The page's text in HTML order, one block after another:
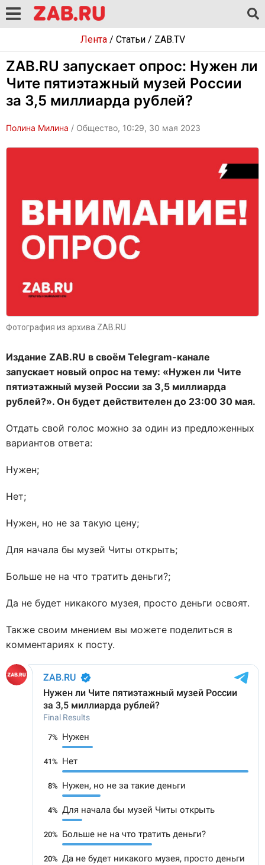
Лента/ Статьи/ ZAB.TV
ZAB.RU запускает опрос: Нужен ли
Чите пятиэтажный музей России
за 3,5 миллиарда рублей?
Полина Милина / Общество, 10:29, 30 мая 2023
Фотография из архива ZAB.RU
Издание ZAB.RU в своём Telegram-канале
запускает новый опрос на тему: «Нужен ли Чите
пятиэтажный музей России за 3,5 миллиарда
рублей?». Он будет действителен до 23:00 30 мая.
Отдать свой голос можно за один из предложенных
вариантов ответа:
Нужен;
Нет;
Нужен, но не за такую цену;
Для начала бы музей Читы открыть;
Больше не на что тратить деньги?;
Да не будет никакого музея, просто деньги освоят.
Также своим мнением вы можете поделиться в
комментариях к посту.